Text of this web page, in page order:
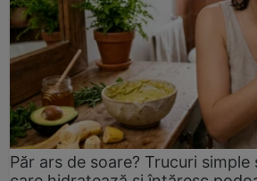
Păr ars de soare? Trucuri